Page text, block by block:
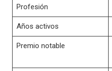
Profesión
Años activos
Premio notable